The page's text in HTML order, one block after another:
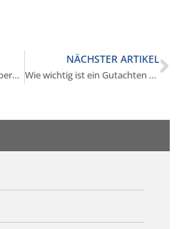
Welche Stadtteile in Starnberg eignen sich zum Kauf?
NÄCHSTER ARTIKEL
Wie wichtig ist ein Gutachten beim Kauf in Starnberg?